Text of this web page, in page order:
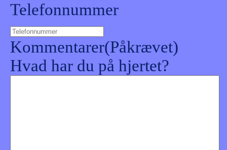
Telefonnummer
Kommentarer(Påkrævet)
Hvad har du på hjertet?